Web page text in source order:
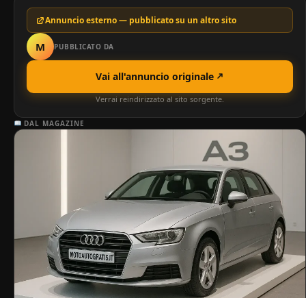
Annuncio esterno — pubblicato su un altro sito
M PUBBLICATO DA
Vai all'annuncio originale
Verrai reindirizzato al sito sorgente.
DAL MAGAZINE